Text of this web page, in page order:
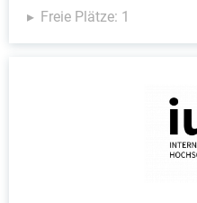
Freie Plätze: 1